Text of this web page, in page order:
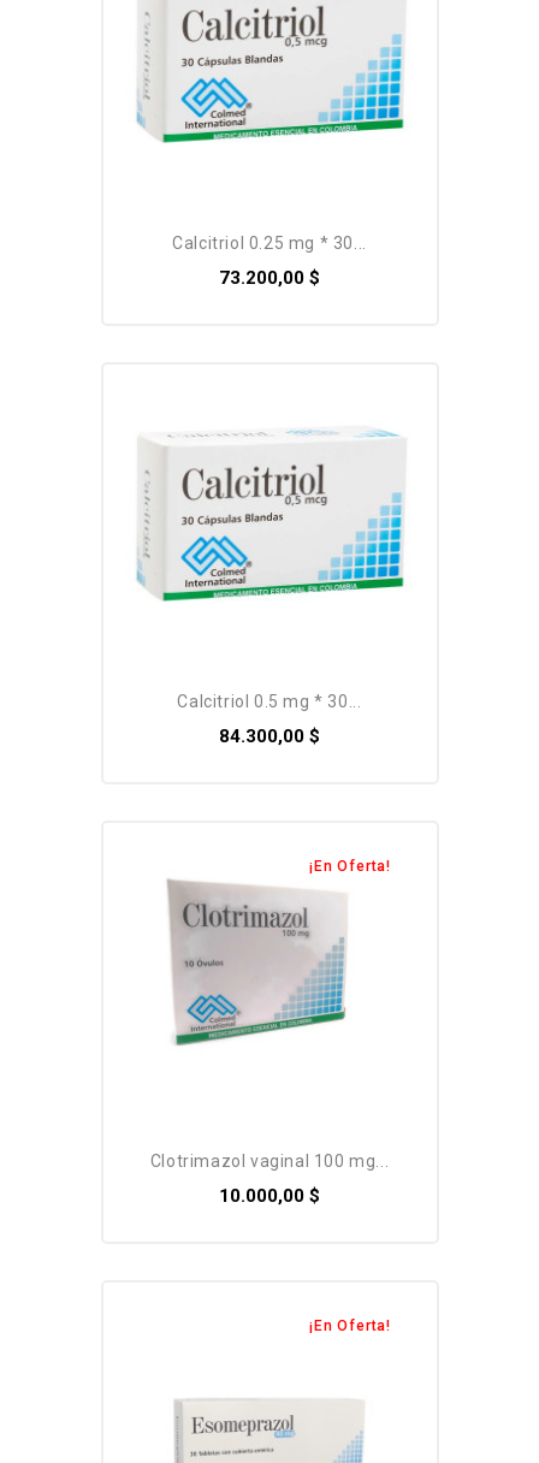
calcitriol 0.25 mg * 30...
73.200,00 $
calcitriol 0.5 mg * 30...
84.300,00 $
¡En Oferta!
clotrimazol vaginal 100 mg...
10.000,00 $
¡En Oferta!